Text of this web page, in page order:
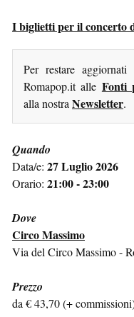
I biglietti per il concerto
Per restare
Romapop.it alle Fonti
alla nostra Newsletter.
Quando
Data/e: 27 Luglio 2026
Orario: 21:00 - 23:00
Dove
Circo Massimo
Via del Circo Massimo -
Prezzo
da € 43,70 (+